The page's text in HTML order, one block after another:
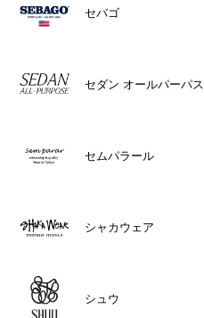
セバゴ
セダン オールパーパス
セムパラール
シャカウェア
シュウ